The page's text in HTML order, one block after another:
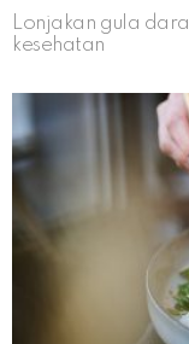
Lonjakan gula
kesehatan